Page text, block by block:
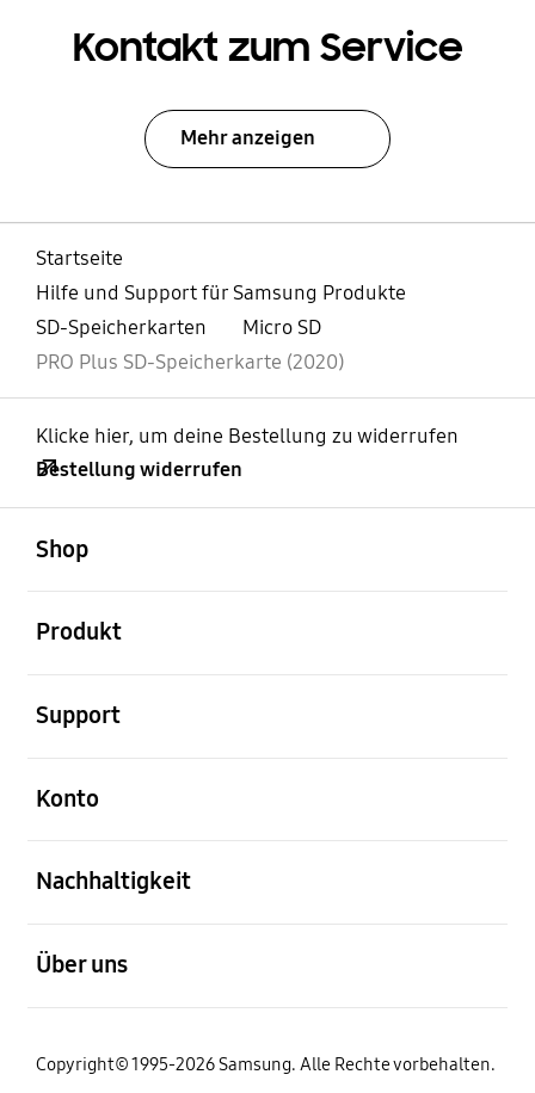
Kontakt zum Service
Mehr anzeigen
Startseite
Hilfe und Support für Samsung Produkte
SD-Speicherkarten
Micro SD
PRO Plus SD-Speicherkarte (2020)
Klicke hier, um deine Bestellung zu widerrufen
Bestellung widerrufen
Shop
Produkt
Support
Konto
Nachhaltigkeit
Über uns
Copyright© 1995-2026 Samsung. Alle Rechte vorbehalten.